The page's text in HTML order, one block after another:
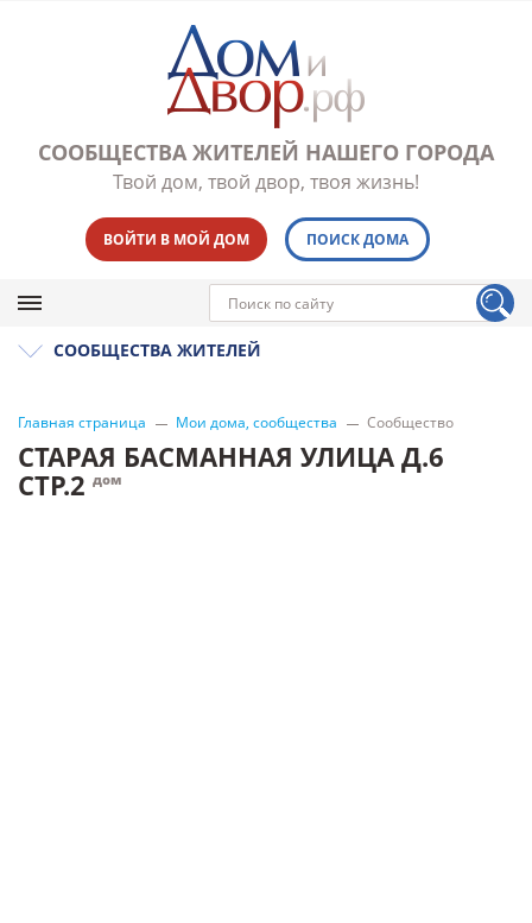
СООБЩЕСТВА ЖИТЕЛЕЙ НАШЕГО ГОРОДА
Твой дом, твой двор, твоя жизнь!
ВОЙТИ В МОЙ ДОМ ПОИСК ДОМА
СООБЩЕСТВА ЖИТЕЛЕЙ
Главная страница Мои дома, сообщества Сообщество
СТАРАЯ БАСМАННАЯ УЛИЦА Д.6
СТР.2 дом